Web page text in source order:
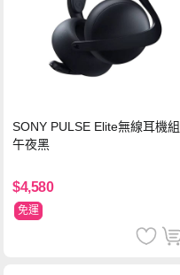
SONY PULSE Elite無線耳機組
午夜黑
$4,580
免運